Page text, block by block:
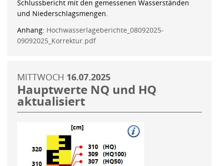
Schlussbericht mit den gemessenen Wasserständen
und Niederschlagsmengen.
Anhang: Hochwasserlageberichte_08092025-
09092025_Korrektur.pdf
MITTWOCH 16.07.2025
Hauptwerte NQ und HQ
aktualisiert